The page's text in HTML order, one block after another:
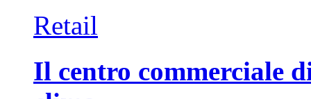
Retail
Il centro commerciale